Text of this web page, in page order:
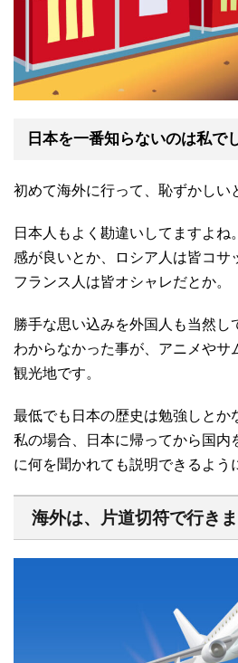
日本を一番知らないのは私で
初めて海外に行って、恥ずかしい
日本人もよく勘違いしてますよね
感が良いとか、ロシア人は皆コサ
フランス人は皆オシャレだとか。
勝手な思い込みを外国人も当然し
わからなかった事が、アニメやサ
観光地です。
最低でも日本の歴史は勉強しとか
私の場合、日本に帰ってから国内
に何を聞かれても説明できるよう
海外は、片道切符で行きま